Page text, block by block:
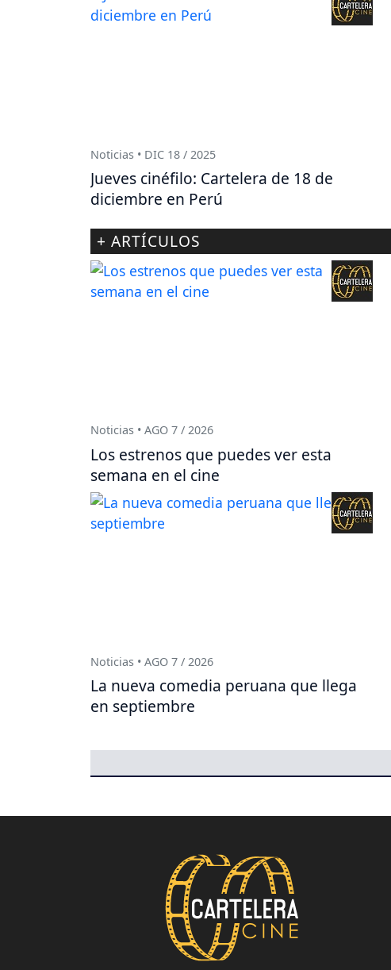
Noticias • DIC 18 / 2025
Jueves cinéfilo: Cartelera de 18 de
diciembre en Perú
+ ARTÍCULOS
Noticias • AGO 7 / 2026
Los estrenos que puedes ver esta
semana en el cine
Noticias • AGO 7 / 2026
La nueva comedia peruana que llega
en septiembre